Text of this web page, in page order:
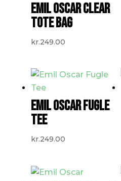
EMIL OSCAR CLEAR
TOTE BAG
kr.249.00
EMIL OSCAR FUGLE
TEE
kr.249.00